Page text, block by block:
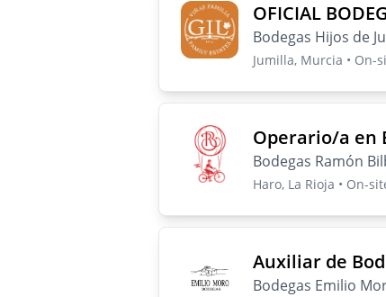
OFICIAL
Bodegas Hijos de
Jumilla, Murcia • On-
Operario/a en
Bodegas Ramón
Haro, La Rioja • On-
Auxiliar de
Bodegas Emilio